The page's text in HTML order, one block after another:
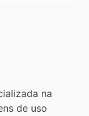
na
de uso